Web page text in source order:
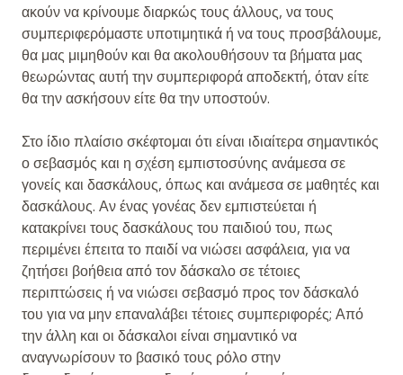
ακούν να κρίνουμε διαρκώς τους άλλους, να τους
συμπεριφερόμαστε υποτιμητικά ή να τους προσβάλουμε,
θα μας μιμηθούν και θα ακολουθήσουν τα βήματα μας
θεωρώντας αυτή την συμπεριφορά αποδεκτή, όταν είτε
θα την ασκήσουν είτε θα την υποστούν.
Στο ίδιο πλαίσιο σκέφτομαι ότι είναι ιδιαίτερα σημαντικός
ο σεβασμός και η σχέση εμπιστοσύνης ανάμεσα σε
γονείς και δασκάλους, όπως και ανάμεσα σε μαθητές και
δασκάλους. Αν ένας γονέας δεν εμπιστεύεται ή
κατακρίνει τους δασκάλους του παιδιού του, πως
περιμένει έπειτα το παιδί να νιώσει ασφάλεια, για να
ζητήσει βοήθεια από τον δάσκαλο σε τέτοιες
περιπτώσεις ή να νιώσει σεβασμό προς τον δάσκαλό
του για να μην επαναλάβει τέτοιες συμπεριφορές; Από
την άλλη και οι δάσκαλοι είναι σημαντικό να
αναγνωρίσουν το βασικό τους ρόλο στην